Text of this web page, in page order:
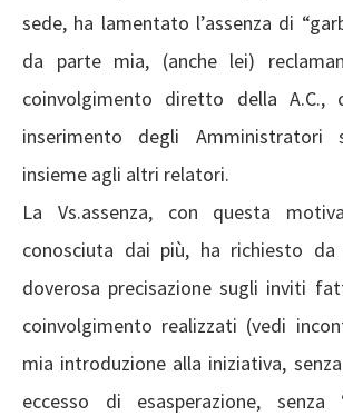
sede, ha lamentato l’assenza di
da parte mia, (anche lei)
coinvolgimento diretto della A.C.,
inserimento degli Amministratori
insieme agli altri relatori.
La Vs.assenza, con questa
conosciuta dai più, ha richiesto
doverosa precisazione sugli inviti
coinvolgimento realizzati (vedi
mia introduzione alla iniziativa,
eccesso di esasperazione, senza